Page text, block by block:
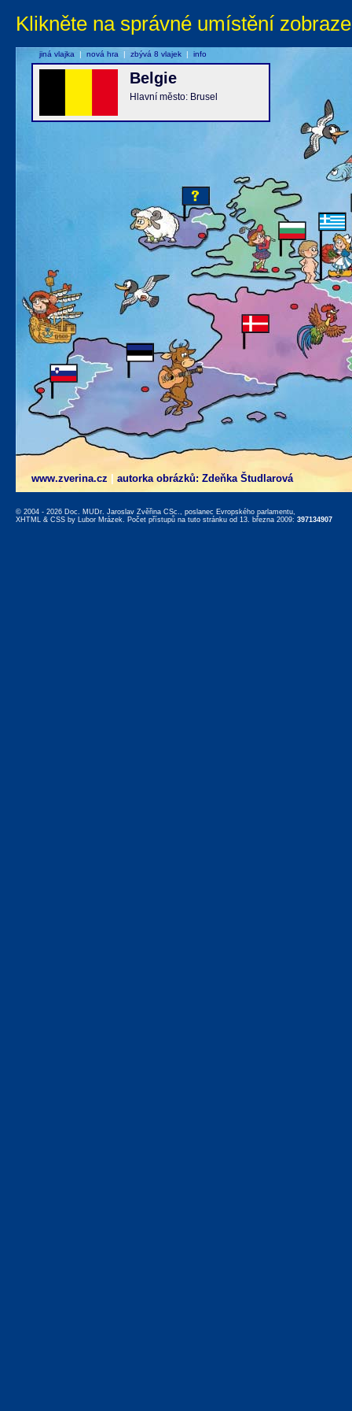
Klikněte na správné umístění
www.zverina.cz autorka obrázků: Zdeňka Študlarová
Belgie
Hlavní město: Brusel
jiná vlajka | nová hra | zbývá 8 vlajek | info
© 2004 - 2026 Doc. MUDr. Jaroslav Zvěřina CSc., poslanec Evropského parlamentu,
XHTML & CSS by Lubor Mrázek. Počet přístupů na tuto stránku od 13. března 2009: 397134907